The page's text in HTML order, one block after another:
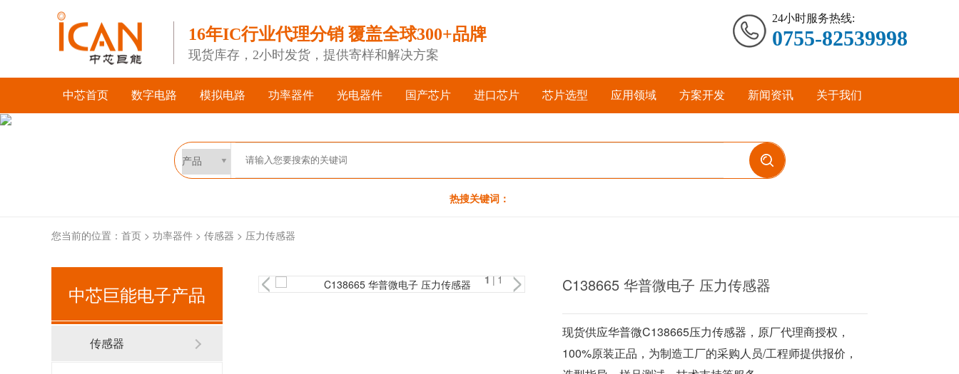
16年IC行业代理分销 覆盖全球300+品牌
现货库存，2小时发货，提供寄样和解决方案
24小时服务热线:
0755-82539998
中芯首页 数字电路 模拟电路 功率器件 光电器件 国产芯片 进口芯片 芯片选型 应用领域 方案开发 新闻资讯 关于我们
热搜关键词：
您当前的位置： 首页 > 功率器件 > 传感器 > 压力传感器
中芯巨能电子产品
传感器
1|1 C138665 华普微电子 压力传感器
现货供应华普微C138665压力传感器，原厂代理商授权，
100%原装正品，为制造工厂的采购人员/工程师提供报价，